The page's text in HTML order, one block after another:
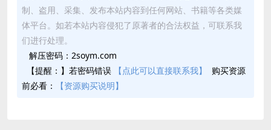
制、盗用、采集、发布本站内容到任何网站、书籍等各类媒
体平台。如若本站内容侵犯了原著者的合法权益，可联系我
们进行处理。
解压密码：2soym.com
【提醒：】若密码错误
【点此可以直接联系我】
购买资源
前必看：
【资源购买说明】